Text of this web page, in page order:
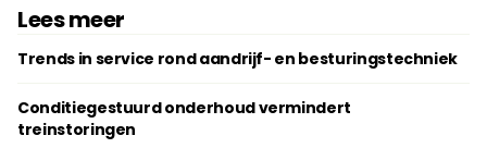
Lees meer
Trends in service rond aandrijf- en besturingstechniek
Conditiegestuurd onderhoud vermindert
treinstoringen